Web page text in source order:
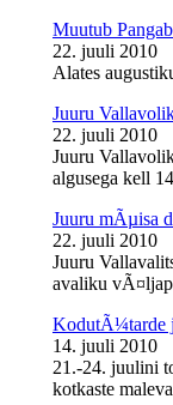
Muutub
22. juuli 2010
Alates
Juuru
22. juuli 2010
Juuru
algusega kell
Juuru mÃµisa
22. juuli 2010
Juuru
avaliku
KodutÃ¼tarde
14. juuli 2010
21.-24. juulini
kotkaste